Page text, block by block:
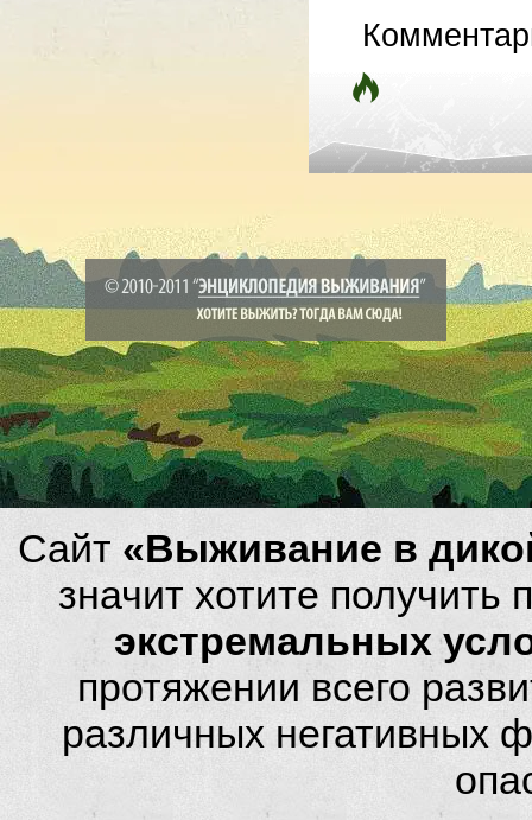
Сайт «Выживание в
значит хотите
экстремальных
протяжении всего
различных негативных